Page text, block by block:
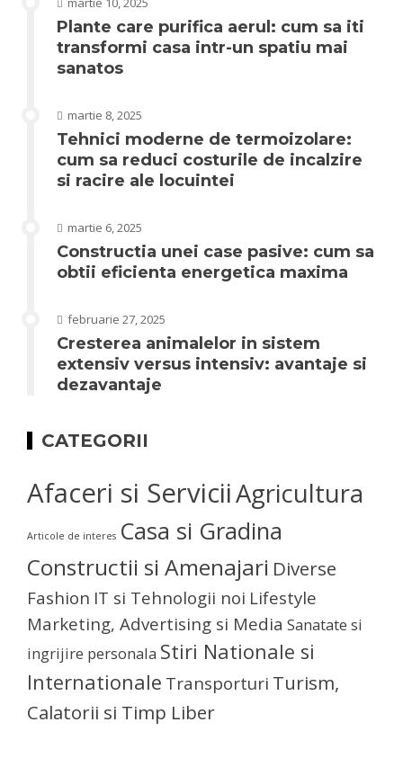
Plante care purifica aerul: cum sa iti
transformi casa intr-un spatiu mai
sanatos
martie 8, 2025
Tehnici moderne de termoizolare:
cum sa reduci costurile de incalzire
si racire ale locuintei
martie 6, 2025
Constructia unei case pasive: cum sa
obtii eficienta energetica maxima
februarie 27, 2025
Cresterea animalelor in sistem
extensiv versus intensiv: avantaje si
dezavantaje
CATEGORII
Afaceri si ServiciiAgricultura
Articole de interes Casa si Gradina
Constructii si Amenajari Diverse
Fashion IT si Tehnologii noi Lifestyle
Marketing, Advertising si Media Sanatate si
ingrijire personala Stiri Nationale si
Internationale Transporturi Turism,
Calatorii si Timp Liber